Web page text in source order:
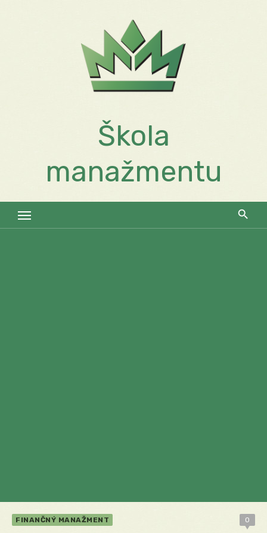
Škola
manažmentu
FINANČNÝ MANAŽMENT 0